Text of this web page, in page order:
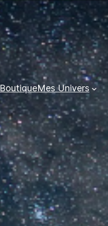
BoutiqueMes Univers